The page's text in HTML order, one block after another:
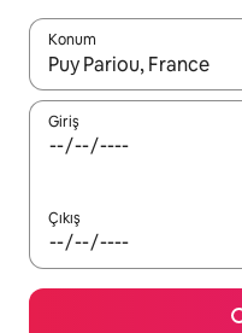
Konum
Sonuçlar kullanılabilir
Giriş
Çıkış